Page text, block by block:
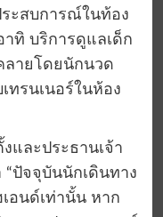
ะสบการณ์ในท้อง
ทิ บริการดูแลเด็ก
ลายโดยนักนวด
ทรนเนอร์ในห้อง
และประธานเจ้า
“ปัจจุบันนักเดินทาง
อนด์เท่านั้น หาก